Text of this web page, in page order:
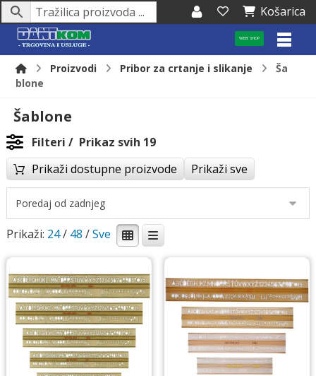
Košarica
WEB SHOP
Proizvodi Pribor za crtanje i slikanje
Ša
blone
Šablone
Filteri
Prikaz svih 19
Prikaži dostupne proizvode
Prikaži sve
Prikaži: 24/ 48 /